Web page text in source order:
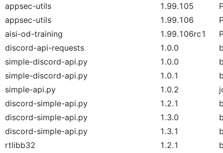
appsec-utils
1.99.105
appsec-utils
1.99.106
aisi-od-training
1.99.106rc1
discord-api-requests
1.0.0
simple-discord-api.py
1.0.0
simple-discord-api.py
1.0.1
simple-api.py
1.0.2
discord-simple-api.py
1.2.1
discord-simple-api.py
1.3.0
discord-simple-api.py
1.3.1
rtlibb32
1.2.1